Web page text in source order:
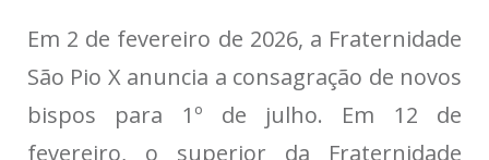
Em 2 de fevereiro de 2026, a Fraternidade
São Pio X anuncia a consagração de novos
bispos para 1º de julho. Em 12 de
fevereiro, o superior da Fraternidade